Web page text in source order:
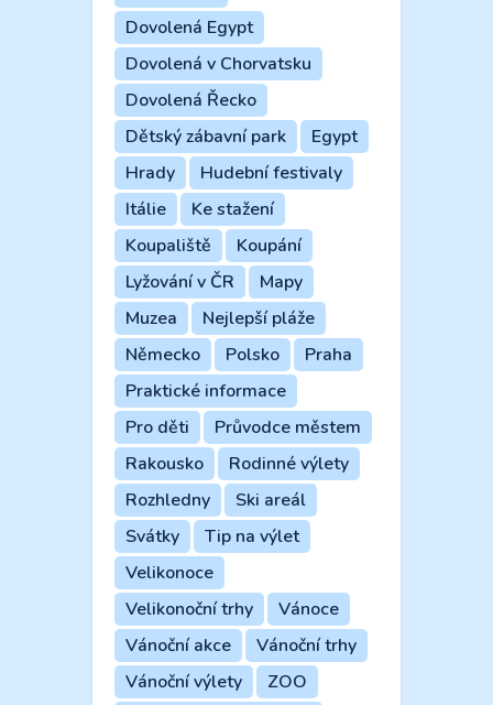
Dovolená Egypt
Dovolená v Chorvatsku
Dovolená Řecko
Dětský zábavní park
Egypt
Hrady
Hudební festivaly
Itálie
Ke stažení
Koupaliště
Koupání
Lyžování v ČR
Mapy
Muzea
Nejlepší pláže
Německo
Polsko
Praha
Praktické informace
Pro děti
Průvodce městem
Rakousko
Rodinné výlety
Rozhledny
Ski areál
Svátky
Tip na výlet
Velikonoce
Velikonoční trhy
Vánoce
Vánoční akce
Vánoční trhy
Vánoční výlety
ZOO